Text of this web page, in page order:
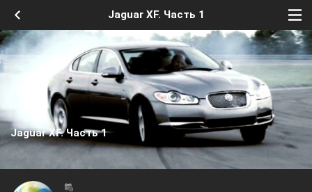
Jaguar XF. Часть 1
Jaguar XF. Часть 1